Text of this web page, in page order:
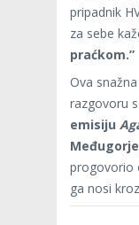
pripadnik
za sebe
praćkom.”
Ova
razgovoru s
emisiju
Međugorje
progovorio
ga nosi